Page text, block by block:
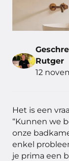
Rutger
12
Het is een
“Kunnen we
onze
enkel
je prima een